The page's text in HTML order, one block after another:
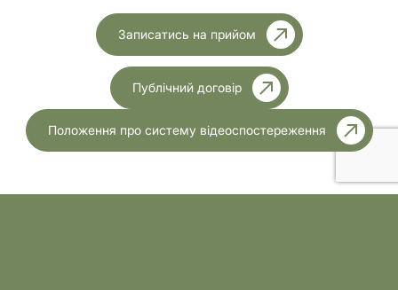
Записатись на прийом
Публічний договір
Положення про систему відеоспостереження